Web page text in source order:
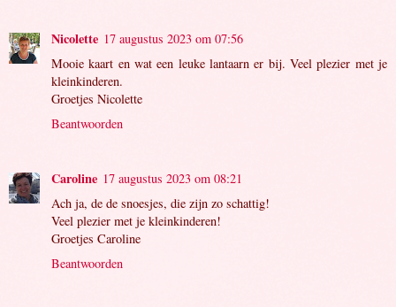
Nicolette 17 augustus 2023 om 07:56
Mooie kaart en wat een leuke lantaarn er bij. Veel plezier met je
kleinkinderen.
Groetjes Nicolette
Beantwoorden
Caroline 17 augustus 2023 om 08:21
Ach ja, de de snoesjes, die zijn zo schattig!
Veel plezier met je kleinkinderen!
Groetjes Caroline
Beantwoorden